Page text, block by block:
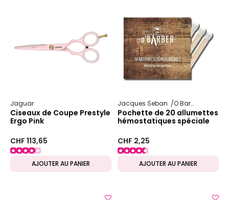
Jaguar
Ciseaux de Coupe Prestyle
Ergo Pink
CHF 113,65
AJOUTER AU PANIER
Jacques Seban O Barber
Pochette de 20 allumettes
hémostatiques spéciale
CHF 2,25
AJOUTER AU PANIER